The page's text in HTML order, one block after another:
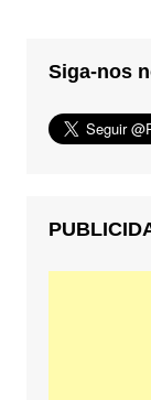
Siga-nos